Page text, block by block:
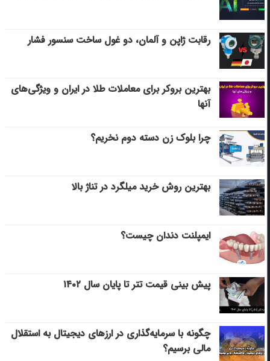
رقابت ژاپن و آلمان، دو غول ساخت سنسور فشار
بهترین بروکر برای معاملات طلا در ایران و ویژگی‌های
آنها
چرا بلوک زن دسته دوم نخریم؟
بهترین روش خرید میلگرد در تناژ بالا
ایمپلنت دندان چیست؟
پیش بینی قیمت تتر تا پایان سال ۱۴۰۲
چگونه با سرمایه‌گذاری در ارزهای دیجیتال به استقلال
مالی برسیم؟